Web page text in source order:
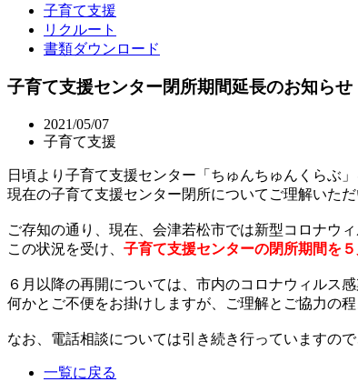
子育て支援
リクルート
書類ダウンロード
子育て支援センター閉所期間延長のお知らせ
2021/05/07
子育て支援
日頃より子育て支援センター「ちゅんちゅんくらぶ」
現在の子育て支援センター閉所についてご理解いた
ご存知の通り、現在、会津若松市では新型コロナウ
この状況を受け、 子育て支援センターの閉所期間を
６月以降の再開については、市内のコロナウィルス
何かとご不便をお掛けしますが、ご理解とご協力の
なお、電話相談については引き続き行っていますの
一覧に戻る